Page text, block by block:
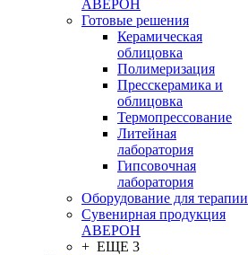
АВЕРОН
Готовые решения
Керамическая
облицовка
Полимеризация
Пресскерамика и
облицовка
Термопрессование
Литейная
лаборатория
Гипсовочная
лаборатория
Оборудование для терапии
Сувенирная продукция
АВЕРОН
+ ЕЩЕ 3